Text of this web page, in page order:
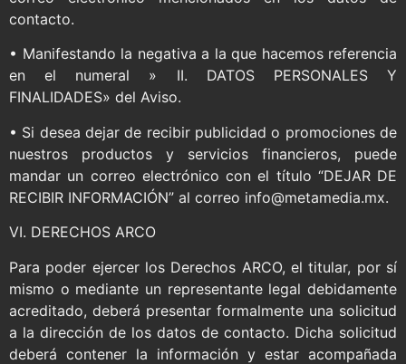
contacto.
• Manifestando la negativa a la que hacemos referencia
en el numeral » II. DATOS PERSONALES Y
FINALIDADES» del Aviso.
• Si desea dejar de recibir publicidad o promociones de
nuestros productos y servicios financieros, puede
mandar un correo electrónico con el título “DEJAR DE
RECIBIR INFORMACIÓN” al correo info@metamedia.mx.
VI. DERECHOS ARCO
Para poder ejercer los Derechos ARCO, el titular, por sí
mismo o mediante un representante legal debidamente
acreditado, deberá presentar formalmente una solicitud
a la dirección de los datos de contacto. Dicha solicitud
deberá contener la información y estar acompañada